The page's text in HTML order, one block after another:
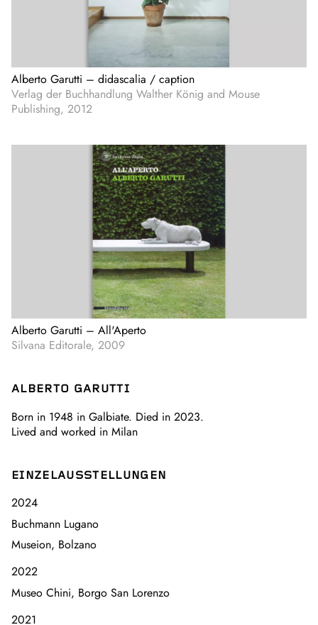
Alberto Garutti – didascalia / caption
Verlag der Buchhandlung Walther König and Mouse
Publishing, 2012
Alberto Garutti – All'Aperto
Silvana Editorale, 2009
ALBERTO GARUTTI
Born in 1948 in Galbiate. Died in 2023.
Lived and worked in Milan
EINZELAUSSTELLUNGEN
2024
Buchmann Lugano
Museion, Bolzano
2022
Museo Chini, Borgo San Lorenzo
2021